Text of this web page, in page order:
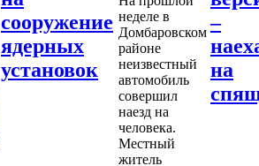
сооружение
ядерных
установок
неделе в
Домбаровском
районе
неизвестный
автомобиль
совершил
наезд на
человека.
Местный
житель
–
на